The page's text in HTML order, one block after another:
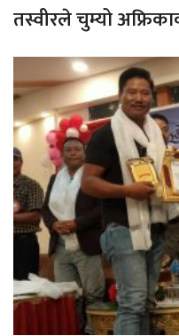
तस्वीरले चुम्यो